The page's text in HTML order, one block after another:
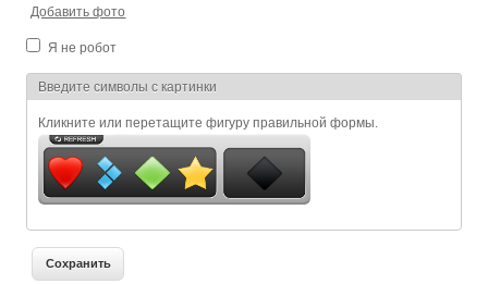
Добавить фото
Я не робот
Я спамер
Введите символы с картинки
Кликните или перетащите фигуру правильной формы.